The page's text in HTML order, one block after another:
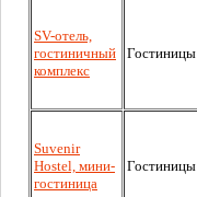
SV-отель,
гостиничный
комплекс
Гостиницы
Suvenir
Hostel, мини-
гостиница
Гостиницы